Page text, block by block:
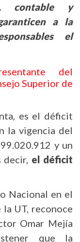
contable y
a la
el
del
Superior de
es el déficit
la vigencia del
y un
decir, el déficit
Nacional en el
UT, reconoce
Omar Mejía
que la